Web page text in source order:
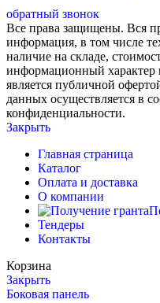
обратный звонок
Все права защищены. Вся
информация, в том числе
наличие на складе,
информационный характер
является публичной
данных осуществляется в
конфиденциальности.
Закрыть
Главная страница
Каталог
Оплата и доставка
О компании
Тендеры
Контакты
Корзина
Закрыть
Боковая панель